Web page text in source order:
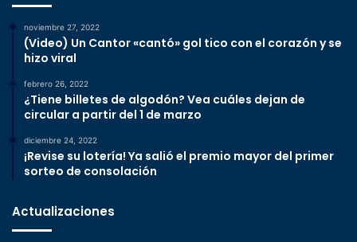
noviembre 27, 2022
(Video) Un Cantor «cantó» gol tico con el corazón y se
hizo viral
febrero 26, 2022
¿Tiene billetes de algodón? Vea cuáles dejan de
circular a partir del 1 de marzo
diciembre 24, 2022
¡Revise su lotería! Ya salió el premio mayor del primer
sorteo de consolación
Actualizaciones